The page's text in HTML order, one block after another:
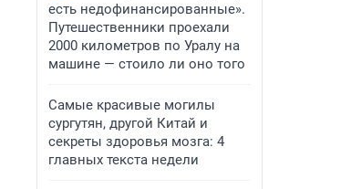
есть недофинансированные».
Путешественники проехали
2000 километров по Уралу на
машине — стоило ли оно того
Самые красивые могилы
сургутян, другой Китай и
секреты здоровья мозга: 4
главных текста недели